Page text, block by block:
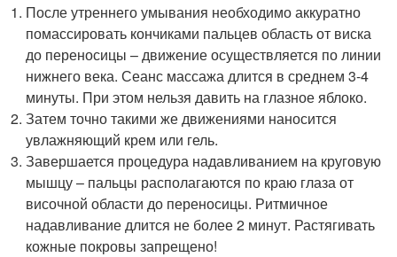
После утреннего умывания необходимо аккуратно
помассировать кончиками пальцев область от виска
до переносицы – движение осуществляется по линии
нижнего века. Сеанс массажа длится в среднем 3-4
минуты. При этом нельзя давить на глазное яблоко.
Затем точно такими же движениями наносится
увлажняющий крем или гель.
Завершается процедура надавливанием на круговую
мышцу – пальцы располагаются по краю глаза от
височной области до переносицы. Ритмичное
надавливание длится не более 2 минут. Растягивать
кожные покровы запрещено!